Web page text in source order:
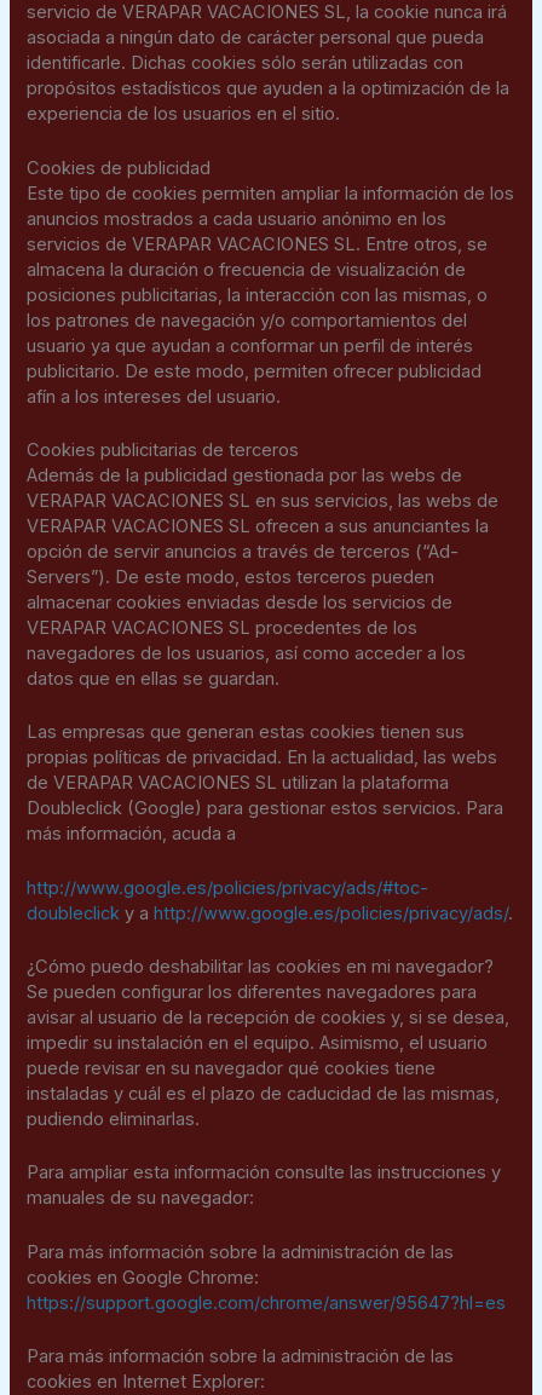
servicio de VERAPAR VACACIONES SL, la cookie nunca irá
asociada a ningún dato de carácter personal que pueda
identificarle. Dichas cookies sólo serán utilizadas con
propósitos estadísticos que ayuden a la optimización de la
experiencia de los usuarios en el sitio.
Cookies de publicidad
Este tipo de cookies permiten ampliar la información de los
anuncios mostrados a cada usuario anónimo en los
servicios de VERAPAR VACACIONES SL. Entre otros, se
almacena la duración o frecuencia de visualización de
posiciones publicitarias, la interacción con las mismas, o
los patrones de navegación y/o comportamientos del
usuario ya que ayudan a conformar un perfil de interés
publicitario. De este modo, permiten ofrecer publicidad
afín a los intereses del usuario.
Cookies publicitarias de terceros
Además de la publicidad gestionada por las webs de
VERAPAR VACACIONES SL en sus servicios, las webs de
VERAPAR VACACIONES SL ofrecen a sus anunciantes la
opción de servir anuncios a través de terceros (“Ad-
Servers”). De este modo, estos terceros pueden
almacenar cookies enviadas desde los servicios de
VERAPAR VACACIONES SL procedentes de los
navegadores de los usuarios, así como acceder a los
datos que en ellas se guardan.
Las empresas que generan estas cookies tienen sus
propias políticas de privacidad. En la actualidad, las webs
de VERAPAR VACACIONES SL utilizan la plataforma
Doubleclick (Google) para gestionar estos servicios. Para
más información, acuda a
http://www.google.es/policies/privacy/ads/#toc-
doubleclick y ahttp://www.google.es/policies/privacy/ads/.
¿Cómo puedo deshabilitar las cookies en mi navegador?
Se pueden configurar los diferentes navegadores para
avisar al usuario de la recepción de cookies y, si se desea,
impedir su instalación en el equipo. Asimismo, el usuario
puede revisar en su navegador qué cookies tiene
instaladas y cuál es el plazo de caducidad de las mismas,
pudiendo eliminarlas.
Para ampliar esta información consulte las instrucciones y
manuales de su navegador:
Para más información sobre la administración de las
cookies en Google Chrome:
https://support.google.com/chrome/answer/95647?hl=es
Para más información sobre la administración de las
cookies en Internet Explorer: